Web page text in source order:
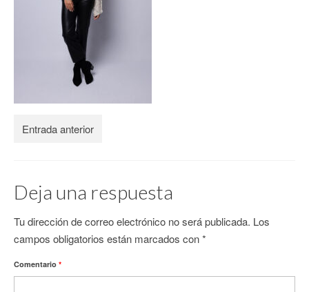
SOBRE LM
CONTACTO
Entrada anterior
Deja una respuesta
Tu dirección de correo electrónico no será publicada. Los
campos obligatorios están marcados con*
Comentario *